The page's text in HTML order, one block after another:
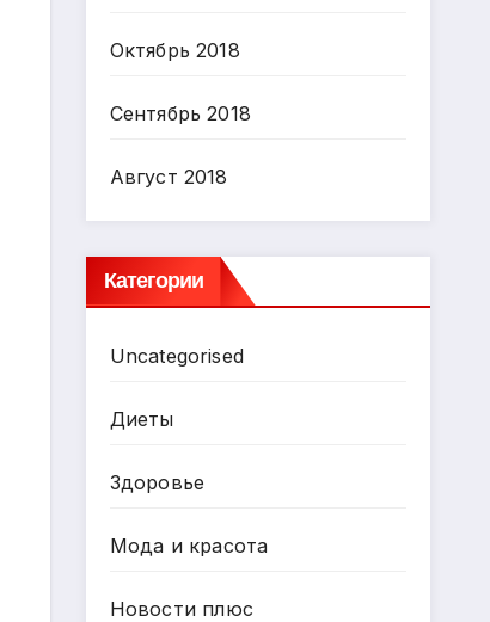
Октябрь 2018
Сентябрь 2018
Август 2018
Категории
Uncategorised
Диеты
Здоровье
Мода и красота
Новости плюс